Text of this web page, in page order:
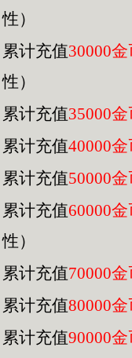
性）
累计充值30000
性）
累计充值35000
累计充值40000
累计充值50000
累计充值60000
性）
累计充值70000
累计充值80000
累计充值90000